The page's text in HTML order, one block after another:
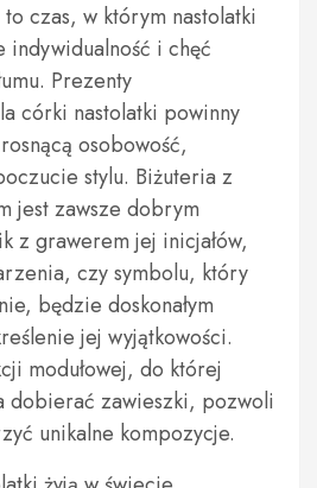
czas, w którym nastolatki
i chęć
Prezenty
córki nastolatki powinny
osobowość,
stylu. Biżuteria z
jest zawsze dobrym
z grawerem jej inicjałów,
czy symbolu, który
będzie doskonałym
jej wyjątkowości.
modułowej, do której
dobierać zawieszki, pozwoli
unikalne kompozycje.